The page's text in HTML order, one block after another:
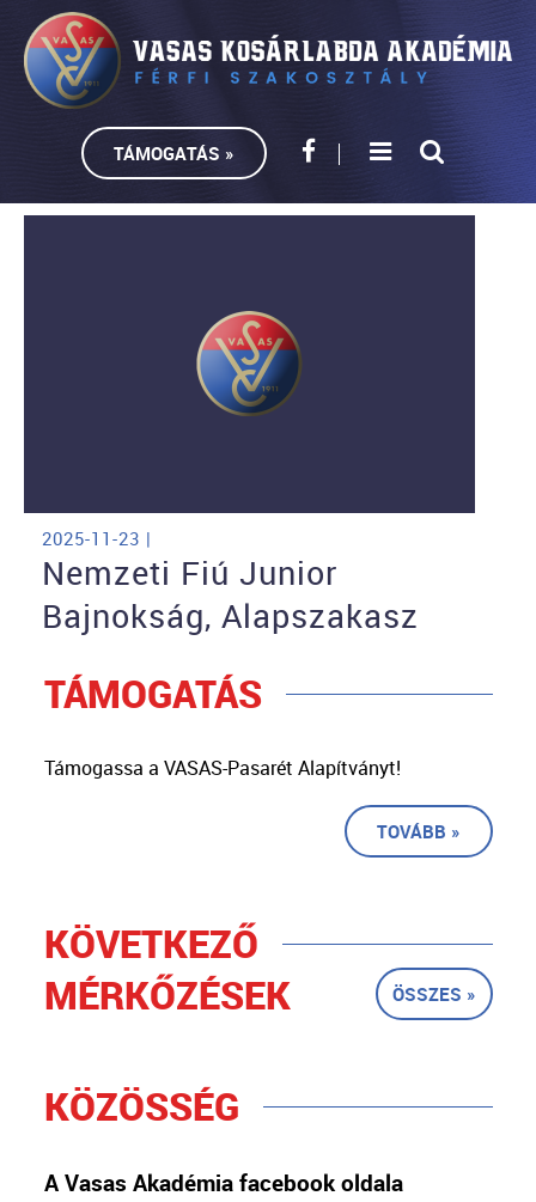
TÁMOGATÁS »
2025-11-23 |
Nemzeti Fiú Junior
Bajnokság, Alapszakasz
TÁMOGATÁS
Támogassa a VASAS-Pasarét Alapítványt!
TOVÁBB »
KÖVETKEZŐ
MÉRKŐZÉSEK
ÖSSZES »
KÖZÖSSÉG
A Vasas Akadémia facebook oldala